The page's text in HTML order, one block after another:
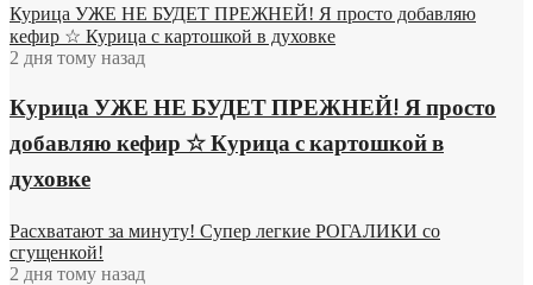
Курица УЖЕ НЕ БУДЕТ ПРЕЖНЕЙ! Я просто добавляю
кефир ☆ Курица с картошкой в духовке
2 дня тому назад
Курица УЖЕ НЕ БУДЕТ ПРЕЖНЕЙ! Я просто
добавляю кефир ☆ Курица с картошкой в
духовке
Расхватают за минуту! Супер легкие РОГАЛИКИ со
сгущенкой!
2 дня тому назад